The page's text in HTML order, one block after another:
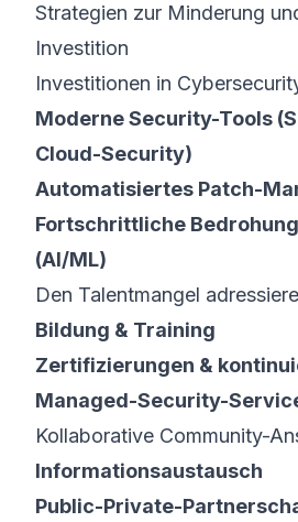
Strategien zur Minderung
Investition
Investitionen in
Moderne Security-Tools
Cloud-Security)
Automatisiertes Patch-
Fortschrittliche
(AI/ML)
Den Talentmangel
Bildung & Training
Zertifizierungen &
Managed-Security-
Kollaborative Community-
Informations­austausch
Public-Private-